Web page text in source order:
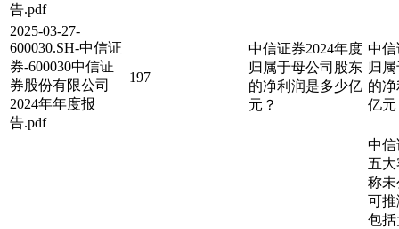
告.pdf
2025-03-27-
600030.SH-中信证
券-600030中信证
券股份有限公司
2024年年度报
告.pdf
197
中信证券2024年度
归属于母公司股东
的净利润是多少亿
元？
中信
归
的净
亿元
中信
五
称
可
包